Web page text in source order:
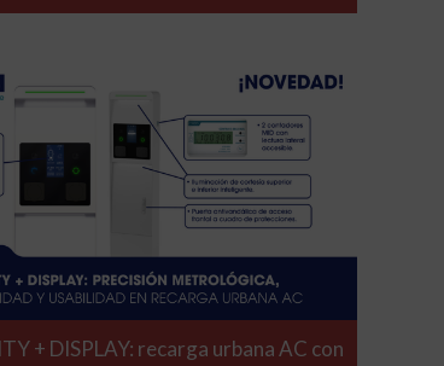
+ DISPLAY: recarga urbana AC con